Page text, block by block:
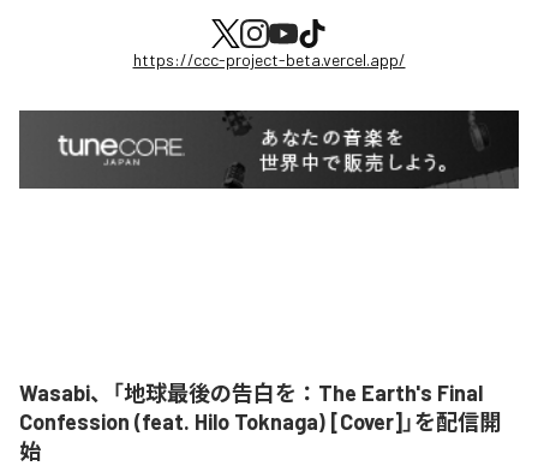
https://ccc-project-beta.vercel.app/
Wasabi、「地球最後の告白を：The Earth's Final
Confession (feat. Hilo Toknaga) [Cover]」を配信開
始